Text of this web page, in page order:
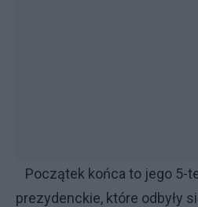
Początek końca to jego 5-
prezydenckie, które odbyły